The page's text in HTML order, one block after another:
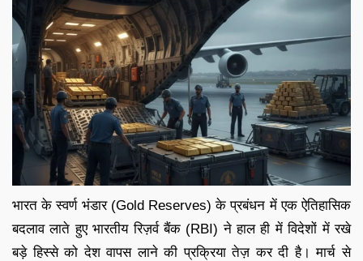
भारत के स्वर्ण भंडार (Gold Reserves) के प्रबंधन में एक ऐतिहासिक
बदलाव लाते हुए भारतीय रिज़र्व बैंक (RBI) ने हाल ही में विदेशों में रखे
बड़े हिस्से को देश वापस लाने की प्रक्रिया तेज़ कर दी है। मार्च से